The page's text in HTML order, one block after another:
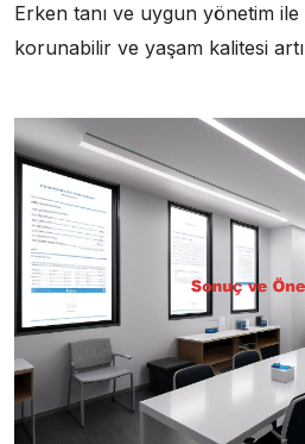
Erken tanı ve uygun yönetim ile
korunabilir ve yaşam kalitesi